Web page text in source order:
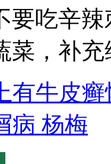
要吃辛
菜，补
有牛皮
病 杨梅